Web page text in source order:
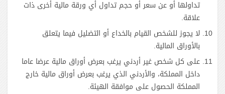
تداولها أو عن سعر أو حجم تداول أي ورقة مالية أخرى ذات
علاقة.
لا يجوز للشخص القيام بالخداع أو التضليل فيما يتعلق
بالأوراق المالية.
على كل شخص غير أردني يرغب بعرض أوراق مالية عرضا عاما
داخل المملكة، والأردني الذي يرغب بعرض أوراق مالية خارج
المملكة الحصول على موافقة الهيئة.